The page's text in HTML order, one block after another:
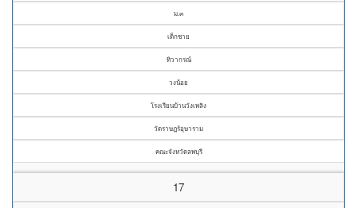
ม.๓
เด็กชาย
ทิวากรณ์
วงน้อย
โรงเรียนบ้านวังเพลิง
วัดราษฎร์อุษาราม
คณะจังหวัดลพบุรี
17